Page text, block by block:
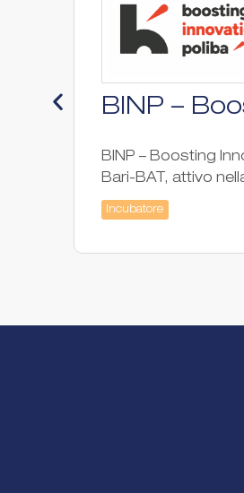
BINP –
BINP – Boosting
Bari-BAT, attivo
Incubatore